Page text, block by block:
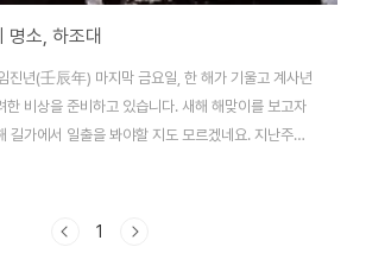
명소, 하조대
진년(壬辰年) 마지막 금요일, 한 해가 기울고 계사년
비상을 준비하고 있습니다. 새해 해맞이를 보고자
길가에서 일출을 봐야할 지도 모르겠네요. 지난주에
. 애국가에 나오는 소나무로 유명한 하조대에서 정
까지 왔기에 조금 일찍 도착했습니다. 하지만 일찍와
1